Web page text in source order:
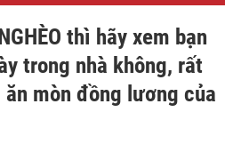
thì hãy xem bạn
trong nhà không, rất
mòn đồng lương của